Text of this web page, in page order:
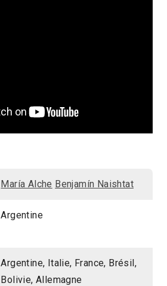
María Alche Benjamín Naishtat
Argentine
Argentine, Italie, France, Brésil,
Bolivie, Allemagne